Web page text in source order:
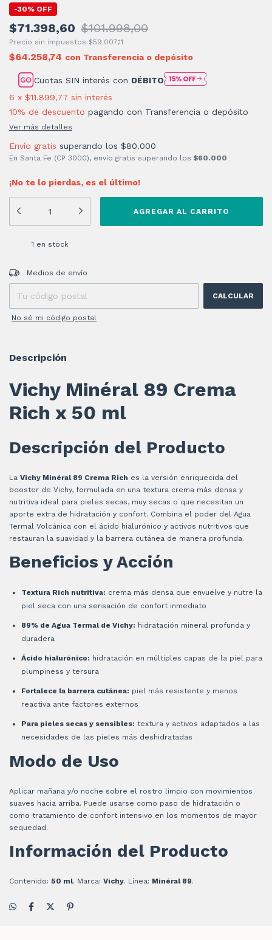
-30% OFF
$71.398,60 $101.998,00
Precio sin impuestos $59.007,11
$64.258,74 con Transferencia o depósito
Cuotas SIN interés con DÉBITO
6 x $11.899,77 sin interés
10% de descuento pagando con Transferencia o depósito
Ver más detalles
Envío gratis superando los $80.000
En Santa Fe (CP 3000), envío gratis superando los $60.000
¡No te lo pierdas, es el último!
1 en stock
Entregas para el CP:
Medios de envío
CALCULAR
No sé mi código postal
Descripción
Vichy Minéral 89 Crema
Rich x 50 ml
Descripción del Producto
La Vichy Minéral 89 Crema Rich es la versión enriquecida del
booster de Vichy, formulada en una textura crema más densa y
nutritiva ideal para pieles secas, muy secas o que necesitan un
aporte extra de hidratación y confort. Combina el poder del Agua
Termal Volcánica con el ácido hialurónico y activos nutritivos que
restauran la suavidad y la barrera cutánea de manera profunda.
Beneficios y Acción
Textura Rich nutritiva: crema más densa que envuelve y nutre la
piel seca con una sensación de confort inmediato
89% de Agua Termal de Vichy: hidratación mineral profunda y
duradera
Ácido hialurónico: hidratación en múltiples capas de la piel para
plumpiness y tersura
Fortalece la barrera cutánea: piel más resistente y menos
reactiva ante factores externos
Para pieles secas y sensibles: textura y activos adaptados a las
necesidades de las pieles más deshidratadas
Modo de Uso
Aplicar mañana y/o noche sobre el rostro limpio con movimientos
suaves hacia arriba. Puede usarse como paso de hidratación o
como tratamiento de confort intensivo en los momentos de mayor
sequedad.
Información del Producto
Contenido: 50 ml. Marca: Vichy. Línea: Minéral 89.